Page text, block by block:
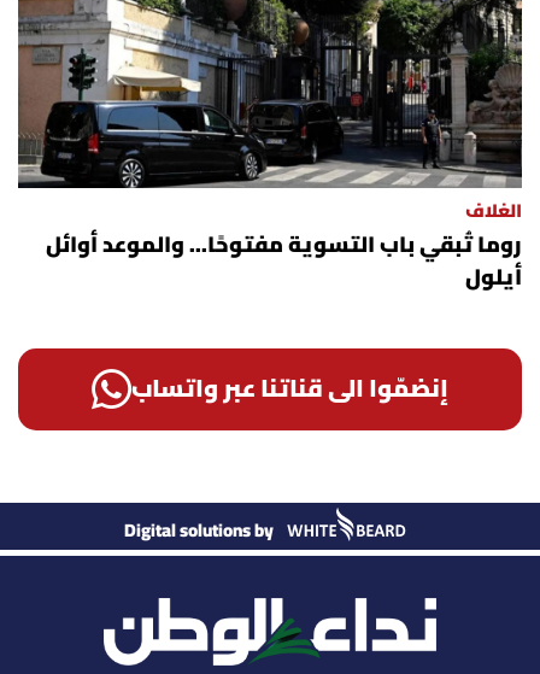
الغلاف
روما تُبقي باب التسوية مفتوحًا... والموعد أوائل
أيلول
إنضمّوا الى قناتنا عبر واتساب
Digital solutions by